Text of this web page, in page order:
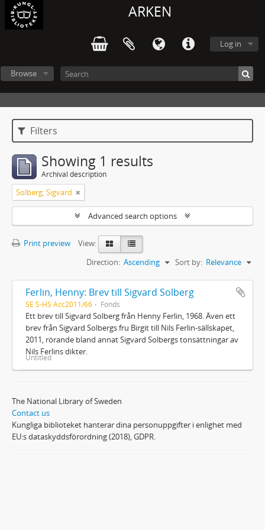
ARKEN
Log in
Browse
Filters
Showing 1 results
Archival description
Solberg, Sigvard
Advanced search options
Print preview
View:
Sort by: Relevance
Direction: Ascending
Ferlin, Henny: Brev till Sigvard Solberg
SE S-HS Acc2011/66 Fonds
Ett brev till Sigvard Solberg från Henny Ferlin, 1968. Även ett
brev från Sigvard Solbergs fru Birgit till Nils Ferlin-sällskapet,
2011, rörande bland annat Sigvard Solbergs tonsättningar av
Nils Ferlins dikter.
Untitled
The National Library of Sweden
Contact us
Kungliga biblioteket hanterar dina personuppgifter i enlighet med
EU:s dataskyddsförordning (2018), GDPR.